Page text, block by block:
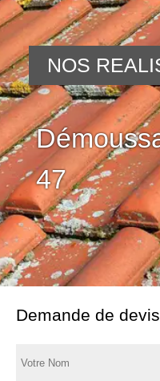
47
NOS
Demande de